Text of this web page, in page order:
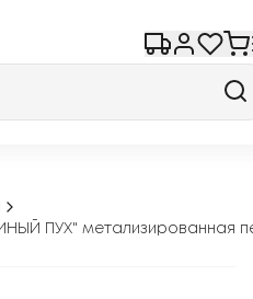
ПУХ" метализированная